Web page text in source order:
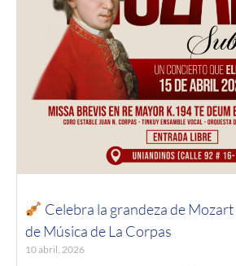
Celebra la grandeza de Mozart
de Música de La Corpas
10 abril, 2026